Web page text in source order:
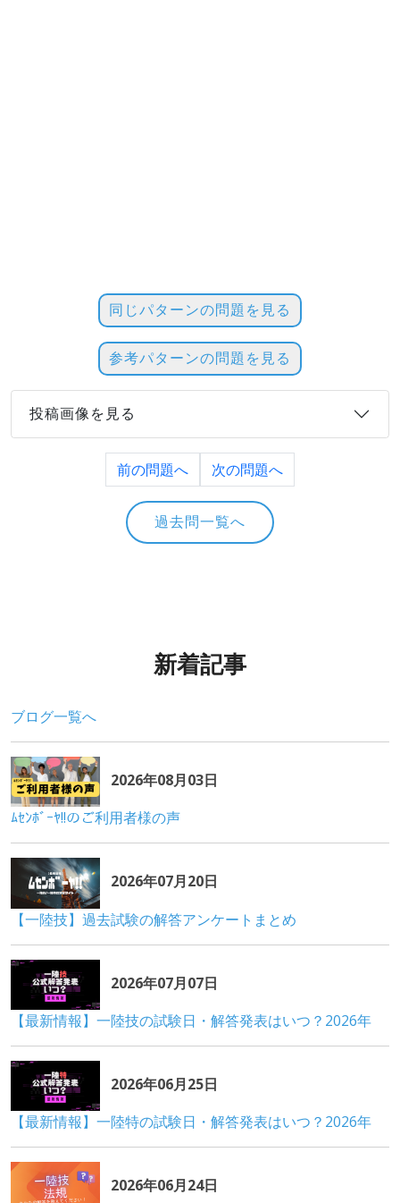
同じパターンの問題を見る
参考パターンの問題を見る
投稿画像を見る
前の問題へ 次の問題へ
過去問一覧へ